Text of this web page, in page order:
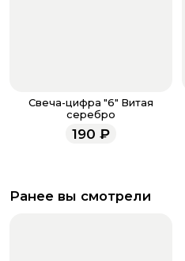
Свеча-цифра "6" Витая
серебро
190 ₽
Ранее вы смотрели